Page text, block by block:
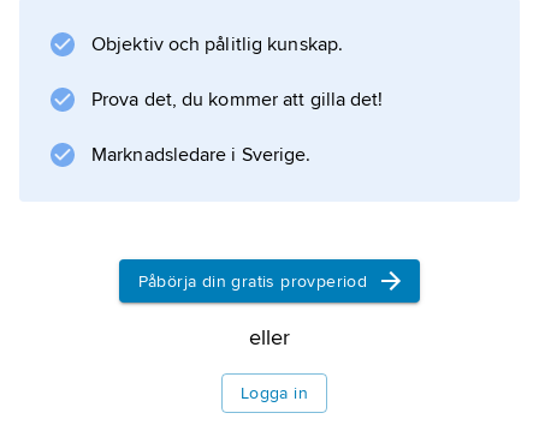
stamvapnets plats i centrum som hjärtsköld.
Information om artikeln
Objektiv och pålitlig kunskap.
Prova det, du kommer att gilla det!
Marknadsledare i Sverige.
Påbörja din gratis provperiod
eller
Logga in